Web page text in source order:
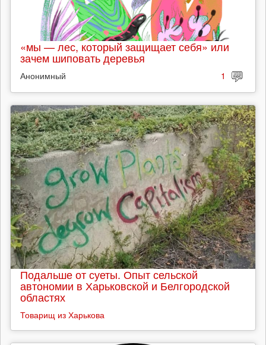
«мы — лес, который защищает себя» или
зачем шиповать деревья
Анонимный 1
Подальше от суеты. Опыт сельской
автономии в Харьковской и Белгородской
областях
Товарищ из Харькова